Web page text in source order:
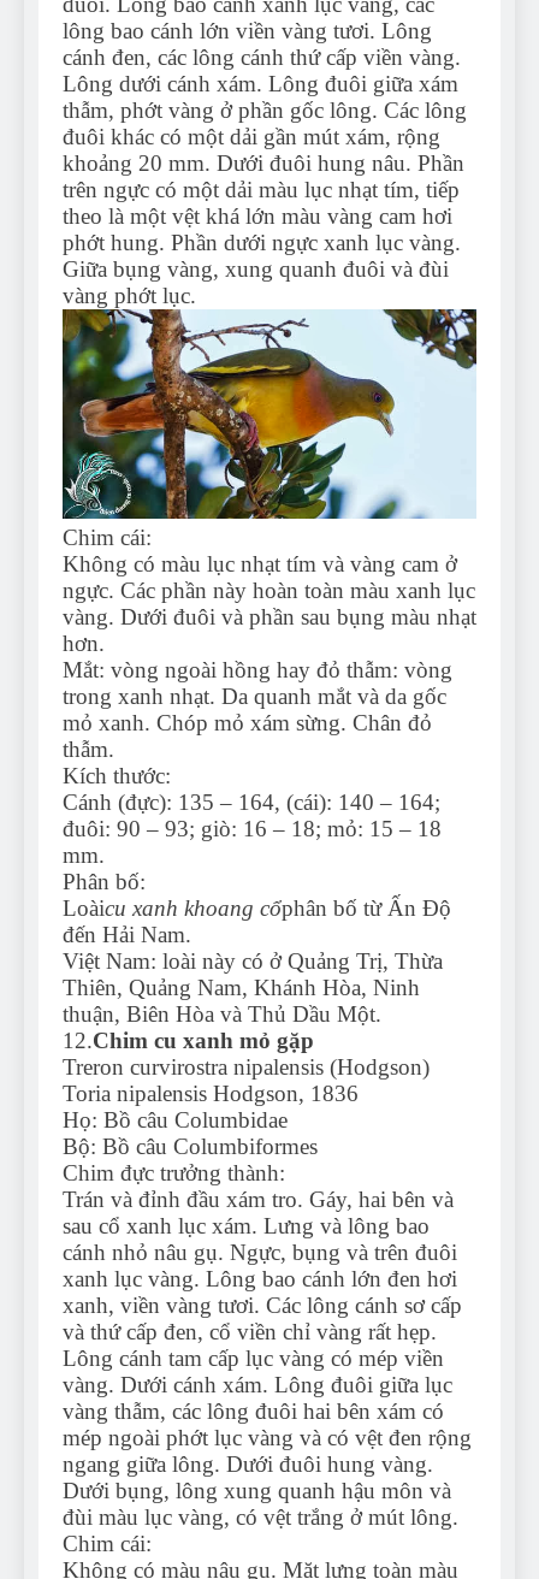
lông bao cánh lớn viền vàng tươi. Lông
cánh đen, các lông cánh thứ cấp viền vàng.
Lông dưới cánh xám. Lông đuôi giữa xám
thẫm, phớt vàng ở phần gốc lông. Các lông
đuôi khác có một dải gần mút xám, rộng
khoảng 20 mm. Dưới đuôi hung nâu. Phần
trên ngực có một dải màu lục nhạt tím, tiếp
theo là một vệt khá lớn màu vàng cam hơi
phớt hung. Phần dưới ngực xanh lục vàng.
Giữa bụng vàng, xung quanh đuôi và đùi
vàng phớt lục.
Chim cái:
Không có màu lục nhạt tím và vàng cam ở
ngực. Các phần này hoàn toàn màu xanh lục
vàng. Dưới đuôi và phần sau bụng màu nhạt
hơn.
Mắt: vòng ngoài hồng hay đỏ thẫm: vòng
trong xanh nhạt. Da quanh mắt và da gốc
mỏ xanh. Chóp mỏ xám sừng. Chân đỏ
thẫm.
Kích thước:
Cánh (đực): 135 – 164, (cái): 140 – 164;
đuôi: 90 – 93; giò: 16 – 18; mỏ: 15 – 18
mm.
Phân bố:
Loàicu xanh khoang cổphân bố từ Ấn Độ
đến Hải Nam.
Việt Nam: loài này có ở Quảng Trị, Thừa
Thiên, Quảng Nam, Khánh Hòa, Ninh
thuận, Biên Hòa và Thủ Dầu Một.
12.Chim cu xanh mỏ gặp
Treron curvirostra nipalensis (Hodgson)
Toria nipalensis Hodgson, 1836
Họ: Bồ câu Columbidae
Bộ: Bồ câu Columbiformes
Chim đực trưởng thành:
Trán và đỉnh đầu xám tro. Gáy, hai bên và
sau cổ xanh lục xám. Lưng và lông bao
cánh nhỏ nâu gụ. Ngực, bụng và trên đuôi
xanh lục vàng. Lông bao cánh lớn đen hơi
xanh, viền vàng tươi. Các lông cánh sơ cấp
và thứ cấp đen, cổ viền chỉ vàng rất hẹp.
Lông cánh tam cấp lục vàng có mép viền
vàng. Dưới cánh xám. Lông đuôi giữa lục
vàng thẫm, các lông đuôi hai bên xám có
mép ngoài phớt lục vàng và có vệt đen rộng
ngang giữa lông. Dưới đuôi hung vàng.
Dưới bụng, lông xung quanh hậu môn và
đùi màu lục vàng, có vệt trắng ở mút lông.
Chim cái:
Không có màu nâu gụ. Mặt lưng toàn màu